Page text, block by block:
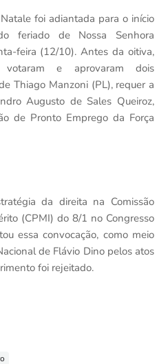
foi adiantada para o início
feriado de Nossa Senhora
feira (12/10). Antes da oitiva,
e aprovaram dois
Thiago Manzoni (PL), requer a
Augusto de Sales Queiroz,
de Pronto Emprego da Força
da direita na Comissão
(CPMI) do 8/1 no Congresso
essa convocação, como meio
de Flávio Dino pelos atos
foi rejeitado.